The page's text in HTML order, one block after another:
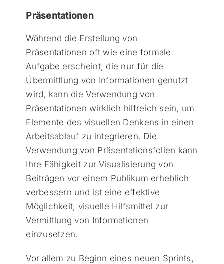
Präsentationen
Während die Erstellung von
Präsentationen oft wie eine formale
Aufgabe erscheint, die nur für die
Übermittlung von Informationen genutzt
wird, kann die Verwendung von
Präsentationen wirklich hilfreich sein, um
Elemente des visuellen Denkens in einen
Arbeitsablauf zu integrieren. Die
Verwendung von Präsentationsfolien kann
Ihre Fähigkeit zur Visualisierung von
Beiträgen vor einem Publikum erheblich
verbessern und ist eine effektive
Möglichkeit, visuelle Hilfsmittel zur
Vermittlung von Informationen
einzusetzen.
Vor allem zu Beginn eines neuen Sprints,